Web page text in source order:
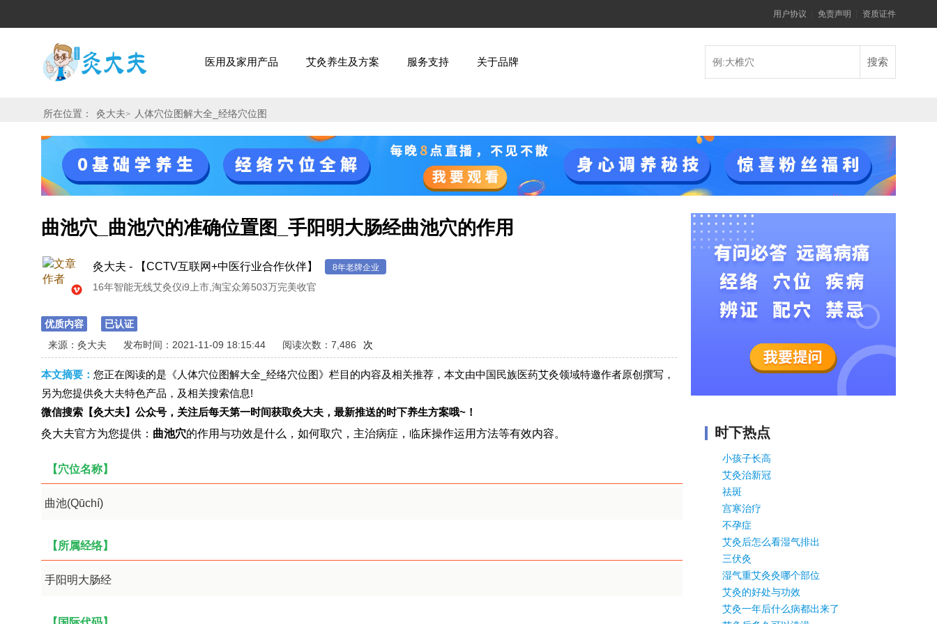
用户协议 免责声明 资质证件
医用及家用产品 艾灸养生及方案 服务支持 关于品牌
所在位置： 灸大夫> 人体穴位图解大全_经络穴位图
曲池穴_曲池穴的准确位置图_手阳明大肠经曲池穴的作用
灸大夫 - 【CCTV互联网+中医行业合作伙伴】
16年智能无线艾灸仪i9上市,淘宝众筹503万完美收官
8年老牌企业
优质内容
已认证
来源：灸大夫
发布时间：2021-11-09 18:15:44 阅读次数：7,486 次
本文摘要： 您正在阅读的是《人体穴位图解大全_经络穴位图》栏目的内容及相关推荐，本文由中国民族医药艾灸领域特邀作者原创撰写，
另为您提供灸大夫特色产品，及相关搜索信息!
微信搜索【灸大夫】公众号，关注后每天第一时间获取灸大夫，最新推送的时下养生方案哦~！
灸大夫官方为您提供： 曲池穴的作用与功效是什么，如何取穴，主治病症，临床操作运用方法等有效内容。
【穴位名称】
曲池(Qūchí)
【所属经络】
手阳明大肠经
时下热点
小孩子长高
艾灸治新冠
祛斑
宫寒治疗
不孕症
艾灸后怎么看湿气排出
三伏灸
湿气重艾灸灸哪个部位
艾灸的好处与功效
艾灸一年后什么病都出来了